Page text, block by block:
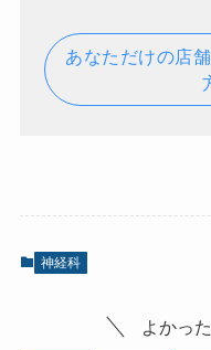
あなただけの店
神経科
よかっ